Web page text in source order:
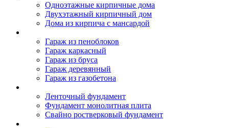
Одноэтажные кирпичные дома
Двухэтажный кирпичный дом
Дома из кирпича с мансардой
Гараж из пеноблоков
Гараж каркасный
Гараж из бруса
Гараж деревянный
Гараж из газобетона
Ленточный фундамент
Фундамент монолитная плита
Свайно ростверковый фундамент